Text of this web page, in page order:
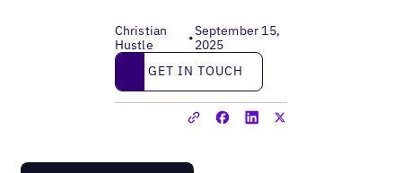
Christian
Hustle
•September 15,
2025
Get in touch
GET IN TOUCH